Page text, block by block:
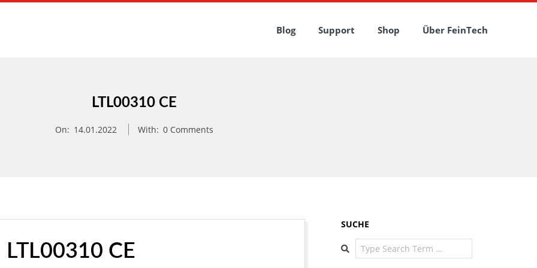
Blog Support Shop Über FeinTech
LTL00310 CE
On: 14.01.2022 With: 0 Comments
LTL00310 CE
SUCHE
Search